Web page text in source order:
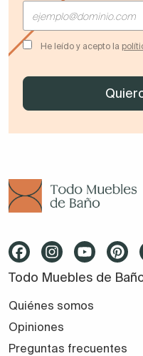
He leído y acepto la
Todo Muebles de
Quiénes somos
Opiniones
Preguntas frecuentes